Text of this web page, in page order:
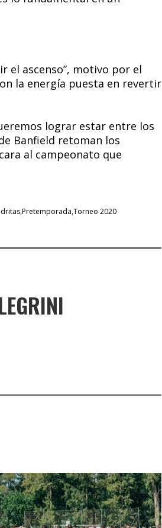
el ascenso”, motivo por el
la energía puesta en revertir
lograr estar entre los
Banfield retoman los
al campeonato que
Pretemporada Torneo 2020